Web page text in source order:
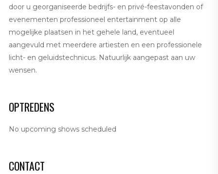
door u georganiseerde bedrijfs- en privé-feestavonden of
evenementen professioneel entertainment op alle
mogelijke plaatsen in het gehele land, eventueel
aangevuld met meerdere artiesten en een professionele
licht- en geluidstechnicus. Natuurlijk aangepast aan uw
wensen.
OPTREDENS
No upcoming shows scheduled
CONTACT